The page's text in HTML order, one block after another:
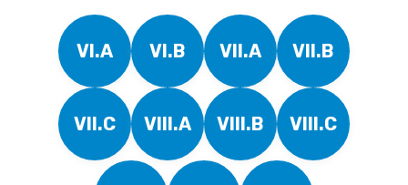
VI.A VI.B VII.A VII.B
VII.C VIII.A VIII.B VIII.C